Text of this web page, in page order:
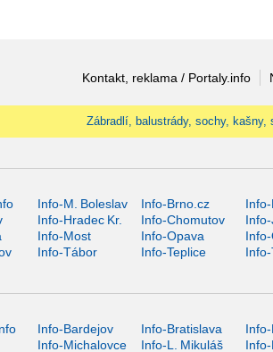
Kontakt, reklama / Portaly.info
Zábradlí, balustrády, sochy, kašny,
Info-M. Boleslav Info-Brno.cz
Info-Hradec Kr. Info-Chomutov Info-
Info-Most Info-Opava
Info-Tábor Info-Teplice
Info-Bardejov Info-Bratislava
Info-Michalovce Info-L. Mikuláš